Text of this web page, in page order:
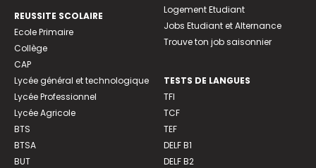
REUSSITE SCOLAIRE
Ecole Primaire
Collège
CAP
Lycée général et technologique
Lycée Professionnel
Lycée Agricole
BTS
BTSA
BUT
Logement Etudiant
Jobs Etudiant et Alternance
Trouve ton job saisonnier
TESTS DE LANGUES
TFI
TCF
TEF
DELF B1
DELF B2